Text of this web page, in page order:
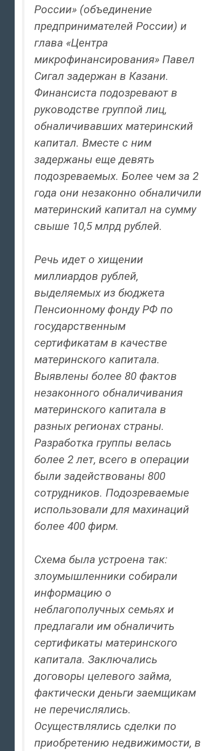
России» (объединение
предпринимателей России) и
глава «Центра
микрофинансирования» Павел
Сигал задержан в Казани.
Финансиста подозревают в
руководстве группой лиц,
обналичивавших материнский
капитал. Вместе с ним
задержаны еще девять
подозреваемых. Более чем за 2
года они незаконно обналичили
материнский капитал на сумму
свыше 10,5 млрд рублей.
Речь идет о хищении
миллиардов рублей,
выделяемых из бюджета
Пенсионному фонду РФ по
государственным
сертификатам в качестве
материнского капитала.
Выявлены более 80 фактов
незаконного обналичивания
материнского капитала в
разных регионах страны.
Разработка группы велась
более 2 лет, всего в операции
были задействованы 800
сотрудников. Подозреваемые
использовали для махинаций
более 400 фирм.
Схема была устроена так:
злоумышленники собирали
информацию о
неблагополучных семьях и
предлагали им обналичить
сертификаты материнского
капитала. Заключались
договоры целевого займа,
фактически деньги заемщикам
не перечислялись.
Осуществлялись сделки по
приобретению недвижимости, в